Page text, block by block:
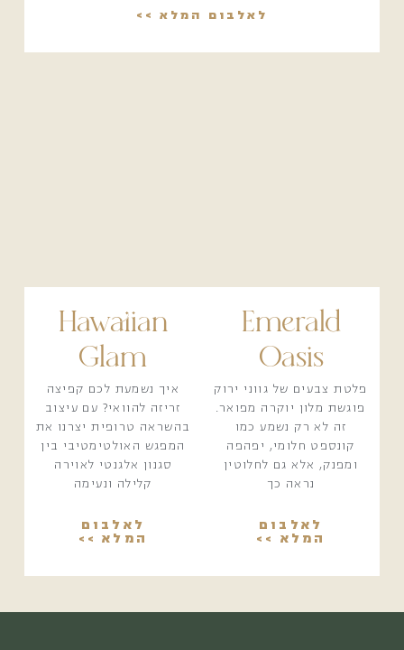
לאלבום המלא >>
Emerald
Oasis
פלטת צבעים של גווני ירוק
פוגשת מלון יוקרה מפואר.
זה לא רק נשמע כמו
קונספט חלומי, יפהפה
ומפנק, אלא גם לחלוטין
נראה כך
לאלבום
המלא >>
Hawaiian
Glam
איך נשמעת לכם קפיצה
זריזה להוואי? עם עיצוב
בהשראה טרופית יצרנו את
המפגש האולטימטיבי בין
סגנון אלגנטי לאוירה
קלילה ונעימה
לאלבום
המלא >>